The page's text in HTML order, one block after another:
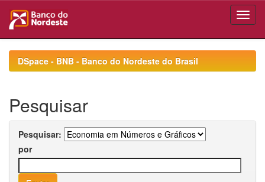
navigationDSpace - BNB - Banco do Nordeste do Brasil
Pesquisar
Pesquisar:
por